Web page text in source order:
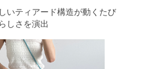
いティアード構造が動くたび
しさを演出